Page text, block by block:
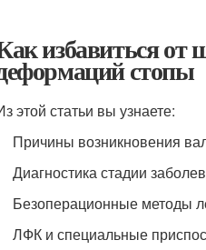
избавиться от
стопы
этой статьи вы узнаете:
Причины возникновения
Диагностика стадии
Безоперационные методы
ЛФК и специальные